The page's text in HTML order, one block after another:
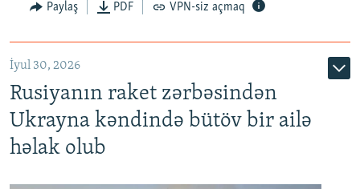
Paylaş PDF VPN-siz açmaq
İyul 30, 2026
Rusiyanın raket zərbəsindən
Ukrayna kəndində bütöv bir ailə
həlak olub